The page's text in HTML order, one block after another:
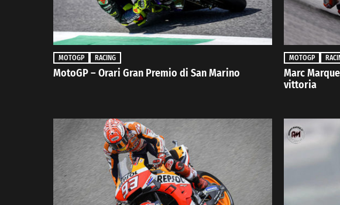
MOTOGP RACING
MotoGP – Orari Gran Premio di San Marino
MOTOGP
Marc
vittoria